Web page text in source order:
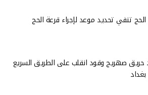
تنفي تحديد موعد لإجراء قرعة الحج
حريق صهريج وقود انقلب على الطريق السريع